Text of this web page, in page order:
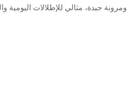
ومرونة جيدة، مثالي للإطلالات اليومية